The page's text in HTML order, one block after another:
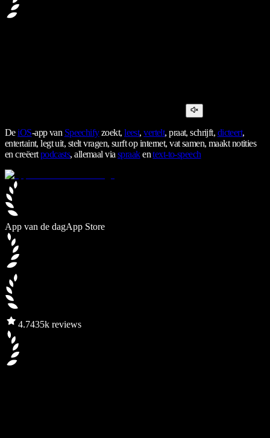
DeiOS-app van Speechifyzoekt,leest,vertelt, praat, schrijft, dicteert,
entertaint, legt uit, stelt vragen, surft op internet, vat samen, maakt notities
en creëertpodcasts, allemaal via spraakentext-to-speech
App van de dagApp Store
4.7435k reviews